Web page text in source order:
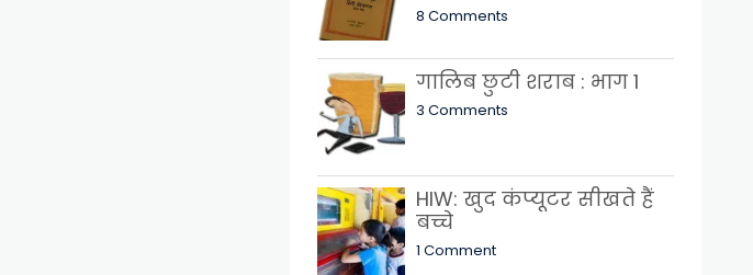
8 Comments
गालिब छुटी शराब : भाग 1
3 Comments
HIW: खुद कंप्यूटर सीखते हैं
बच्चे
1 Comment